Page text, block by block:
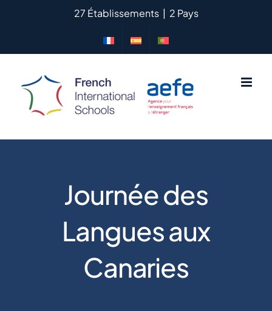
27 Établissements | 2 Pays
Journée des
Langues aux
Canaries